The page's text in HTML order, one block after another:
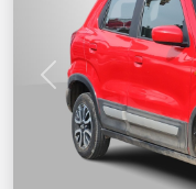
Previous